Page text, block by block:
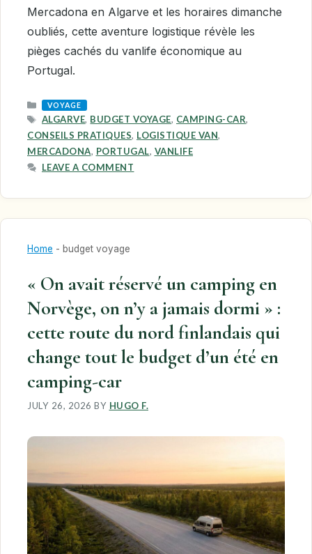
Mercadona en Algarve et les horaires dimanche
oubliés, cette aventure logistique révèle les
pièges cachés du vanlife économique au
Portugal.
CATEGORIES
VOYAGE
TAGS
ALGARVE, BUDGET VOYAGE, CAMPING-CAR,
CONSEILS PRATIQUES, LOGISTIQUE VAN,
MERCADONA, PORTUGAL, VANLIFE
LEAVE A COMMENT
Home - budget voyage
« On avait réservé un camping en
Norvège, on n’y a jamais dormi » :
cette route du nord finlandais qui
change tout le budget d’un été en
camping-car
JULY 26, 2026 BY HUGO F.